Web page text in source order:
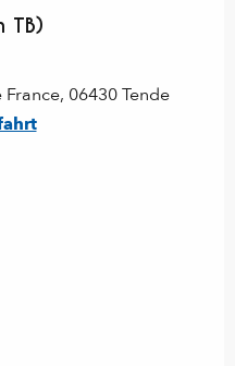
TB)
06430 Tende